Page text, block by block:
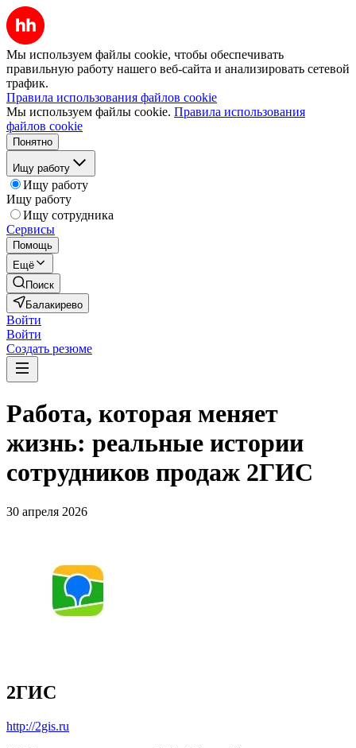
Мы используем файлы cookie, чтобы обеспечивать
правильную работу нашего веб-сайта и анализировать сетевой
трафик.
Правила использования файлов cookie
Мы используем файлы cookie. Правила использования
файлов cookie
Понятно
Ищу работу
Ищу работу
Ищу работу
Ищу сотрудника
Сервисы
Помощь
Ещё
Поиск
Балакирево
Войти
Войти
Создать резюме
Работа, которая меняет
жизнь: реальные истории
сотрудников продаж 2ГИС
30 апреля 2026
2ГИС
http://2gis.ru